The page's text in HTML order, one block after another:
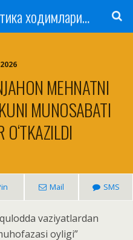
Ўзбекистон энергетика ходимлари касаба уюшмаси
MEHNATNI
MUNOSABATI
Mail SMS
vaziyatlardan
oyligi”